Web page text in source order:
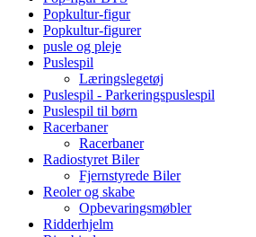
Popkultur-figur
Popkultur-figurer
pusle og pleje
Puslespil
Læringslegetøj
Puslespil - Parkeringspuslespil
Puslespil til børn
Racerbaner
Racerbaner
Radiostyret Biler
Fjernstyrede Biler
Reoler og skabe
Opbevaringsmøbler
Ridderhjelm